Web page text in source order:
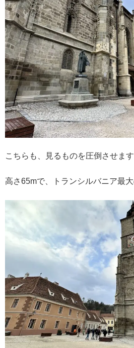
こちらも、見るものを圧倒させます
高さ65mで、トランシルバニア最大